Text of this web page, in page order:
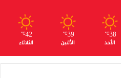
38
℃
الأحد
39
℃
الأثنين
42
℃
الثلاثاء